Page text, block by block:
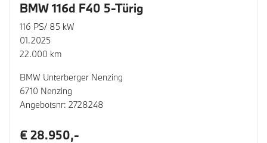
BMW 116d F40 5-Türig
116 PS/ 85 kW
01.2025
22.000 km
BMW Unterberger Nenzing
6710 Nenzing
Angebotsnr: 2728248
€ 28.950,-